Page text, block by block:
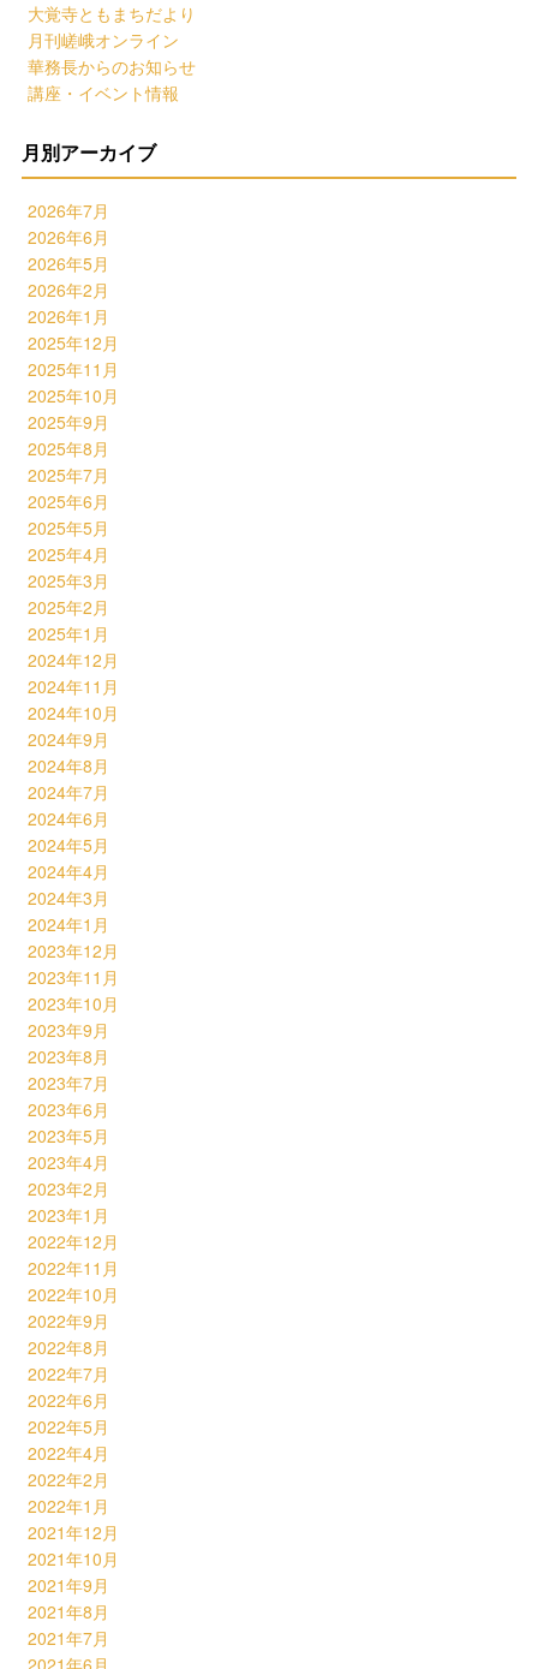
大覚寺ともまちだより
月刊嵯峨オンライン
華務長からのお知らせ
講座・イベント情報
月別アーカイブ
2026年7月
2026年6月
2026年5月
2026年2月
2026年1月
2025年12月
2025年11月
2025年10月
2025年9月
2025年8月
2025年7月
2025年6月
2025年5月
2025年4月
2025年3月
2025年2月
2025年1月
2024年12月
2024年11月
2024年10月
2024年9月
2024年8月
2024年7月
2024年6月
2024年5月
2024年4月
2024年3月
2024年1月
2023年12月
2023年11月
2023年10月
2023年9月
2023年8月
2023年7月
2023年6月
2023年5月
2023年4月
2023年2月
2023年1月
2022年12月
2022年11月
2022年10月
2022年9月
2022年8月
2022年7月
2022年6月
2022年5月
2022年4月
2022年2月
2022年1月
2021年12月
2021年10月
2021年9月
2021年8月
2021年7月
2021年6月